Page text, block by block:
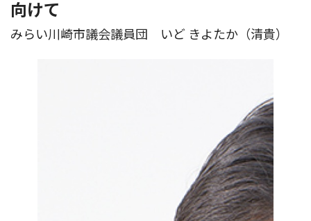
向けて
みらい川崎市議会議員団 いど きよたか（清貴）